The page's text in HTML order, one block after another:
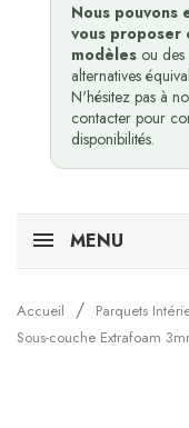
Nous pouvons
vous proposer
modèles ou des
alternatives
N'hésitez pas à
contacter pour
disponibilités.
MENU
Accueil Parquets
Sous-couche Extrafoam